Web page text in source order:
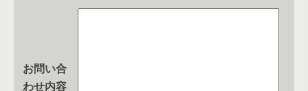
お問い合
わせ内容